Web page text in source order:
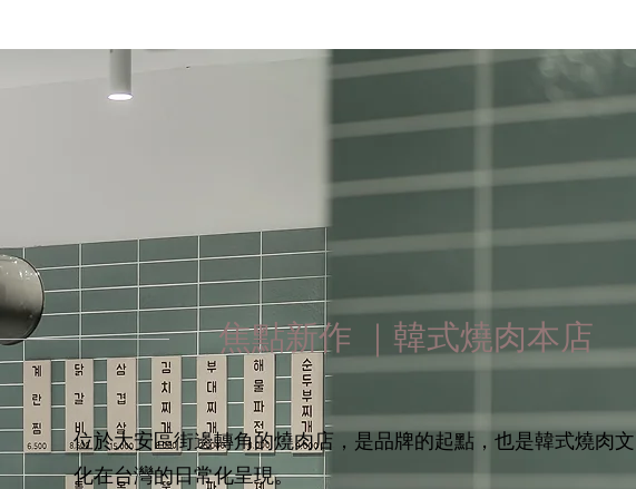
焦點新作 ｜韓式燒肉本店
位於大安區街邊轉角的燒肉店，是品牌的起點，也是韓式燒肉文
化在台灣的日常化呈現。